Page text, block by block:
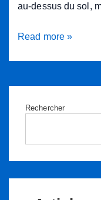
au-dessus du sol,
Galeries
–
des
cœur
!
Read more »
Rechercher